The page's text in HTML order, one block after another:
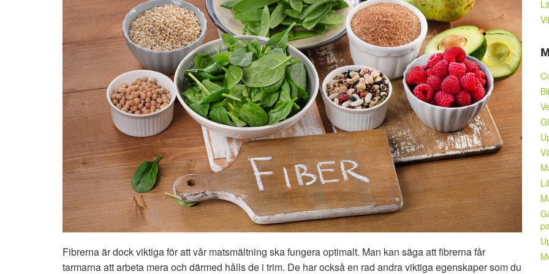
Fibrerna är dock viktiga för att vår matsmältning ska fungera optimalt. Man kan säga att fibrerna får
tarmarna att arbeta mera och därmed hålls de i trim. De har också en rad andra viktiga egenskaper som du